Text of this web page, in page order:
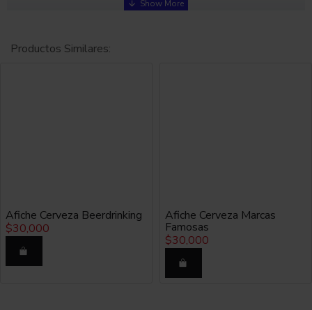
Productos Similares:
Afiche Cerveza Beerdrinking
$30,000
Afiche Cerveza Marcas
Famosas
$30,000